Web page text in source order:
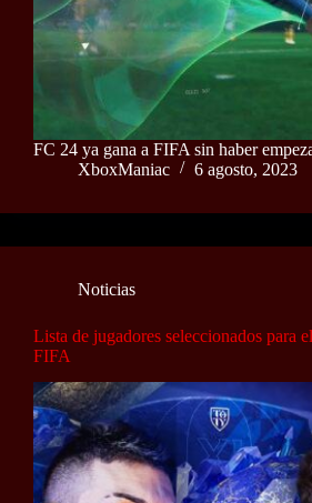
FC 24 ya gana a FIFA sin haber
XboxManiac
6 agosto, 2023
Noticias
Lista de jugadores seleccionados para
FIFA